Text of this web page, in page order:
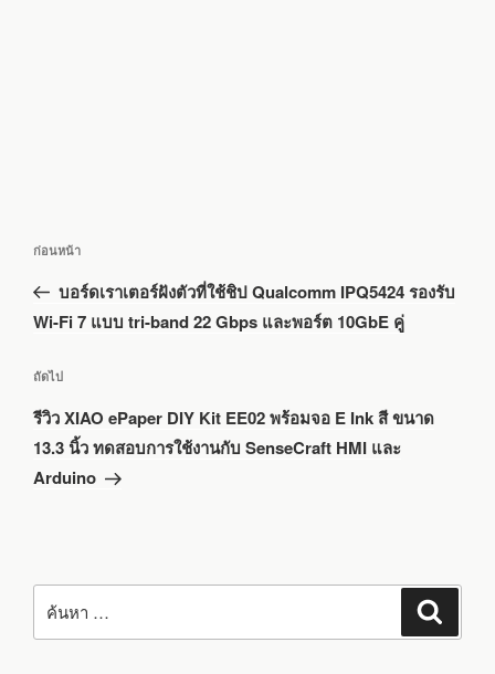
เรื่อง
เรื่อง
ก่อนหน้า
บอร์ดเราเตอร์ฝังตัวที่ใช้ชิป Qualcomm IPQ5424 รองรับ
Wi-Fi 7 แบบ tri-band 22 Gbps และพอร์ต 10GbE คู่
เรื่อง
ถัด
ถัดไป
รีวิว XIAO ePaper DIY Kit EE02 พร้อมจอ E Ink สี ขนาด
13.3 นิ้ว ทดสอบการใช้งานกับ SenseCraft HMI และ
Arduino
ค้นหา: